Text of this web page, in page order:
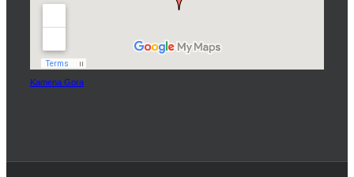
Kamena Gora